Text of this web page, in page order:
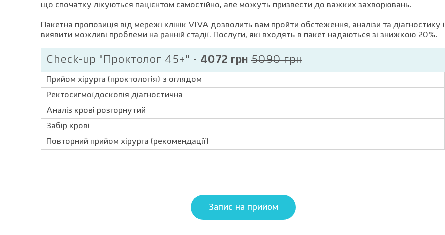
що спочатку лікуються пацієнтом самостійно, але можуть призвести до важких захворювань.
Пакетна пропозиція від мережі клінік VIVA дозволить вам пройти обстеження, аналізи та діагностику і
виявити можливі проблеми на ранній стадії. Послуги, які входять в пакет надаються зі знижкою 20%.
Check-up "Проктолог 45+" - 4072 грн 5090 грн
Прийом хірурга (проктологія) з оглядом
Ректосигмоїдоскопія діагностична
Аналіз крові розгорнутий
Забір крові
Повторний прийом хірурга (рекомендації)
Запис на прийом